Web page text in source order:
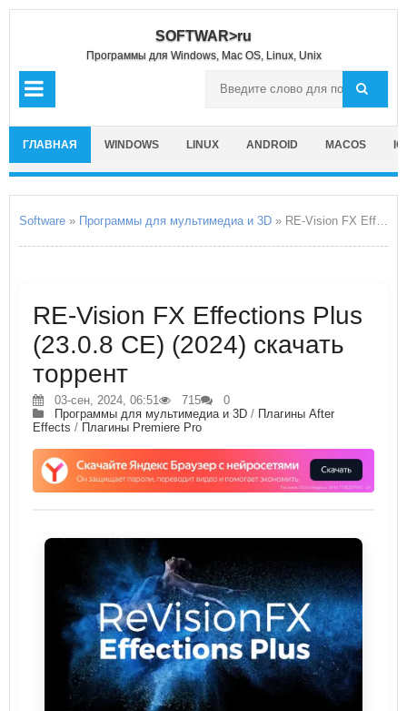
SOFTWAR>ru
Программы для Windows, Mac OS, Linux, Unix
ГЛАВНАЯ WINDOWS LINUX ANDROID MACOS
Software » Программы для мультимедиа и 3D » RE-Vision FX Effections Plus
RE-Vision FX Effections Plus
(23.0.8 CE) (2024) скачать
торрент
03-сен, 2024, 06:51 715
0
Программы для мультимедиа и 3D / Плагины After
Effects / Плагины Premiere Pro